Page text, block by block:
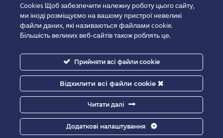
Good-IT.com.ua for Biolights - All rights reserved.
Cookies Щоб забезпечити належну роботу цього сайту,
ми іноді розміщуємо на вашому пристрої невеликі
файли даних, які називаються файлами cookie.
Більшість великих веб-сайтів також роблять це.
Прийняти всі файли cookie
Відхилити всі файли cookie
Читати далі
Додаткові налаштування